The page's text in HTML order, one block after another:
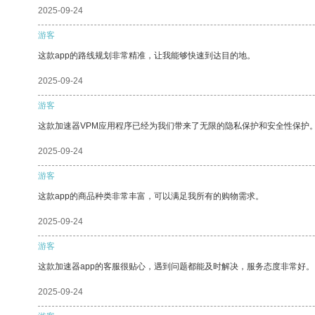
2025-09-24
游客
这款app的路线规划非常精准，让我能够快速到达目的地。
2025-09-24
游客
这款加速器VPM应用程序已经为我们带来了无限的隐私保护和安全性保护
2025-09-24
游客
这款app的商品种类非常丰富，可以满足我所有的购物需求。
2025-09-24
游客
这款加速器app的客服很贴心，遇到问题都能及时解决，服务态度非常好。
2025-09-24